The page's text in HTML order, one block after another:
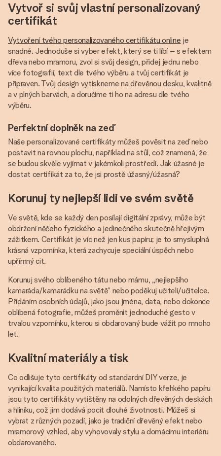
Vytvoř si svůj vlastní personalizovaný
certifikát
Vytvoření tvého personalizovaného certifikátu online je
snadné. Jednoduše si vyber efekt, který se ti líbí – s efektem
dřeva nebo mramoru, zvol si svůj design, přidej jednu nebo
více fotografií, text dle tvého výběru a tvůj certifikát je
připraven. Tvůj design vytiskneme na dřevěnou desku, kvalitně
a v plných barvách, a doručíme ti ho na adresu dle tvého
výběru.
Perfektní doplněk na zeď
Naše personalizované certifikáty můžeš pověsit na zeď nebo
postavit na rovnou plochu, například na stůl, což znamená, že
se budou skvěle vyjímat v jakémkoli prostředí. Jak úžasné je
dostat certifikát za to, že jsi prostě úžasný/úžasná?
Korunuj ty nejlepší lidi ve svém světě
Ve světě, kde se každý den posílají digitální zprávy, může být
obdržení něčeho fyzického a jedinečného skutečně hřejivým
zážitkem. Certifikát je víc než jen kus papíru; je to smysluplná
krásná vzpomínka, která zachycuje speciální úspěch nebo
upřímný cit.
Korunuj svého oblíbeného tátu nebo mámu, „nejlepšího
kamaráda/kamarádku na světě“ nebo poděkuj učiteli/učitelce.
Přidáním osobních údajů, jako jsou jména, data, nebo dokonce
oblíbená fotografie, můžeš proměnit jednoduché gesto v
trvalou vzpomínku, kterou si obdarovaný bude vážit po mnoho
let.
Kvalitní materiály a tisk
Co odlišuje tyto certifikáty od standardní DIY verze, je
vynikající kvalita použitých materiálů. Namísto křehkého papíru
jsou tyto certifikáty vytištěny na odolných dřevěných deskách
a hliníku, což jim dodává pocit dlouhé životnosti. Můžeš si
vybrat z různých pozadí, jako je tradiční dřevěný efekt nebo
mramorový vzhled, aby vyhovovaly stylu a domácímu interiéru
obdarovaného.